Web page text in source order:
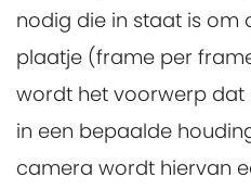
nodig die in staat is om
plaatje (frame per
wordt het voorwerp
in een bepaalde
camera wordt hiervan